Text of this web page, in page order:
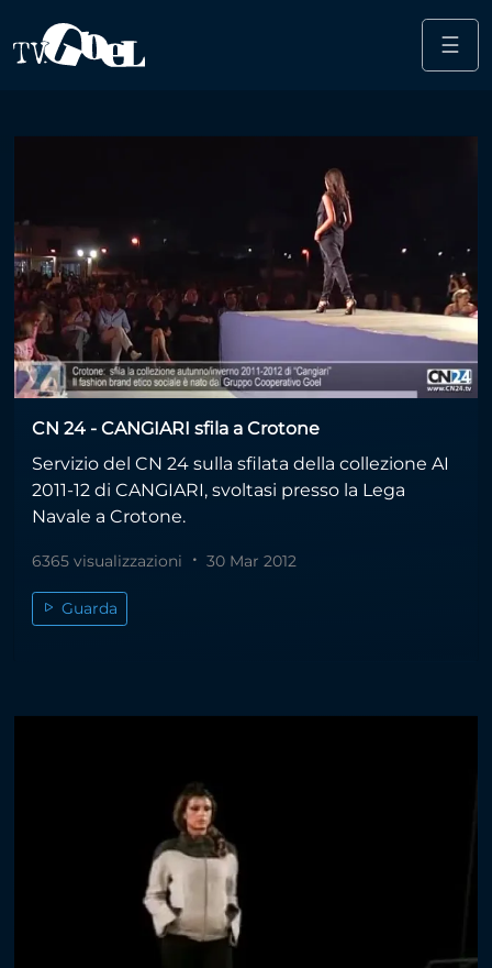
☰
CN 24 - CANGIARI sfila a Crotone
Servizio del CN 24 sulla sfilata della collezione AI
2011-12 di CANGIARI, svoltasi presso la Lega
Navale a Crotone.
6365 visualizzazioni 30 Mar 2012
Guarda